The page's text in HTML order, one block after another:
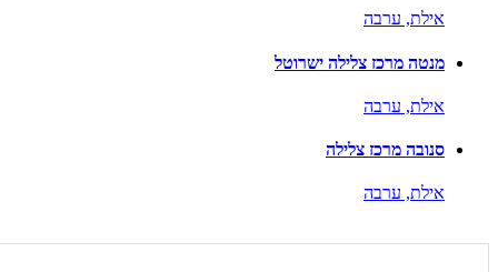
אילת, ערבה
מנטה מרכז צלילה ישרוטל
אילת, ערבה
סנובה מרכז צלילה
אילת, ערבה